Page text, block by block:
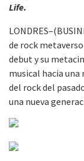
Life.
de rock
debut y su
musical hacia
del rock del
una nueva